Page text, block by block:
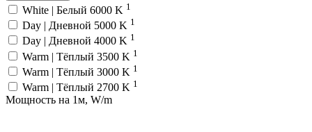
White | Белый 6000 K 1
Day | Дневной 5000 K 1
Day | Дневной 4000 K 1
Warm | Тёплый 3500 K 1
Warm | Тёплый 3000 K 1
Warm | Тёплый 2700 K 1
Мощность на 1м, W/m